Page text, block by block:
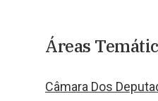
Áreas
Câmara Dos